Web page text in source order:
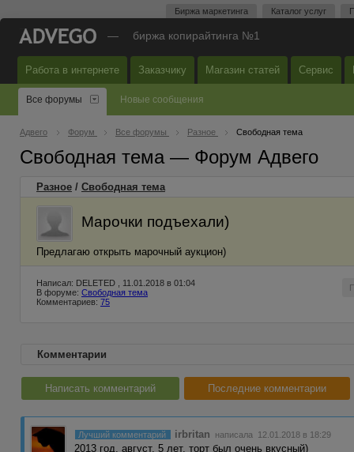
Биржа маркетинга Каталог услуг
— биржа копирайтинга №1
Работа в интернете Заказчику Магазин статей Сервис
Все форумы Новые сообщения
Адвего Форум Все форумы Разное Свободная тема
Свободная тема — Форум Адвего
Разное / Свободная тема
Марочки подъехали)
Предлагаю открыть марочный аукцион)
Написал: DELETED , 11.01.2018 в 01:04
В форуме: Свободная тема
Комментариев: 75
Комментарии
Написать комментарий Последние комментарии
Лучший комментарий irbritan написала 12.01.2018 в 18:29
2013 год, август, 5 лет, торт был очень вкусный)